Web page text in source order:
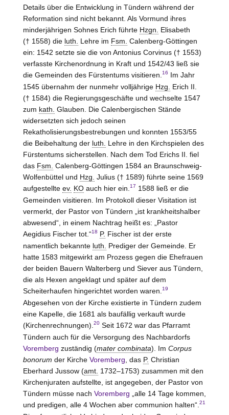
Details über die Entwicklung in Tündern während der
Reformation sind nicht bekannt. Als Vormund ihres
minderjährigen Sohnes Erich führte Hzgn.
Elisabeth
(† 1558) die luth. Lehre im Fsm. Calenberg-Göttingen
ein: 1542 setzte sie die von Antonius Corvinus († 1553)
verfasste Kirchenordnung in Kraft und 1542/43 ließ sie
die Gemeinden des Fürstentums visitieren. 16 Im Jahr
1545 übernahm der nunmehr volljährige Hzg.
Erich II.
(† 1584) die Regierungsgeschäfte und wechselte 1547
zum kath. Glauben. Die Calenbergischen Stände
widersetzten sich jedoch seinen
Rekatholisierungsbestrebungen und konnten 1553/55
die Beibehaltung der luth.
Lehre in den Kirchspielen des
Fürstentums sicherstellen. Nach dem Tod Erichs II. fiel
das Fsm. Calenberg-Göttingen 1584 an Braunschweig-
Wolfenbüttelund Hzg. Julius († 1589) führte seine 1569
aufgestellte ev. KOauch hier ein. 17 1588 ließ er die
Gemeinden visitieren. Im Protokoll dieser Visitation ist
vermerkt, der Pastor von Tündern „ist krankheitshalber
abwesend“, in einem Nachtrag heißt es: „Pastor
Aegidius Fischer tot.“18 P. Fischer ist der erste
namentlich bekannte luth.
Prediger der Gemeinde. Er
hatte 1583 mitgewirkt am Prozess gegen die Ehefrauen
der beiden Bauern Walterberg und Siever aus Tündern,
die als Hexen angeklagt und später auf dem
Scheiterhaufen hingerichtet worden waren. 19
Abgesehen von der Kirche existierte in Tündern zudem
eine Kapelle, die 1681 als baufällig verkauft wurde
(Kirchenrechnungen). 20Seit 1672 war das Pfarramt
Tündern auch für die Versorgung des Nachbardorfs
Voremberg zuständig (mater combinata). Im Corpus
bonorum der Kirche Voremberg , das P. Christian
Eberhard Jussow (amt. 1732–1753) zusammen mit den
Kirchenjuraten aufstellte, ist angegeben, der Pastor von
Tündern müsse nach Voremberg „alle 14 Tage kommen,
und predigen, alle 4 Wochen aber communion halten“. 21